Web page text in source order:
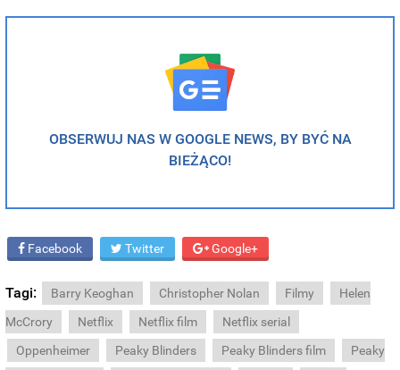
OBSERWUJ NAS W GOOGLE NEWS, BY BYĆ NA
BIEŻĄCO!
Facebook Twitter Google+
Tagi: Barry Keoghan Christopher Nolan Filmy
Helen
McCrory
Netflix Netflix film
Netflix serial
Oppenheimer
Peaky Blinders Peaky Blinders film
Peaky